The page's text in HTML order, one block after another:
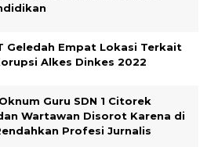
Geledah Empat Lokasi Terkait
Alkes Dinkes 2022
Guru SDN 1 Citorek
Wartawan Disorot Karena di
Profesi Jurnalis